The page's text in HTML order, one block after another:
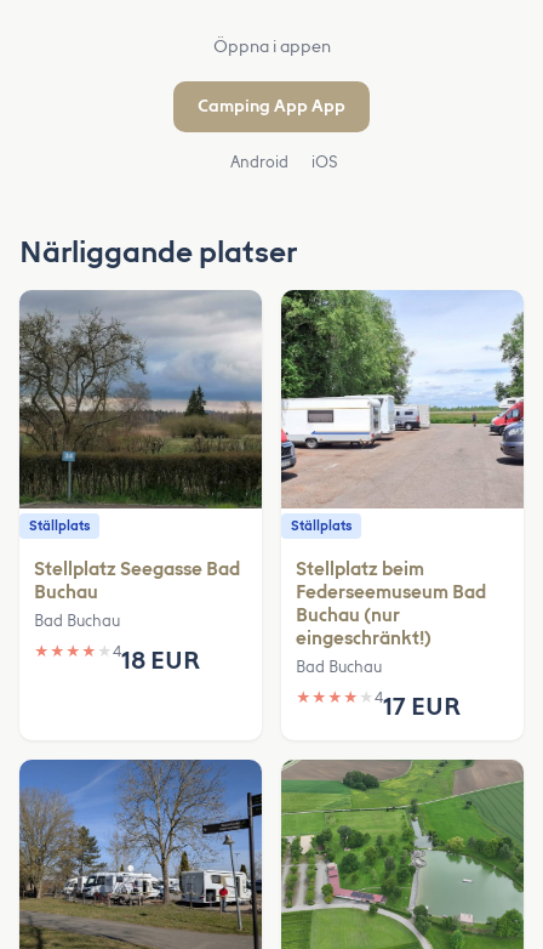
Öppna i appen
Camping App App
Android iOS
Närliggande platser
Ställplats
Stellplatz Seegasse Bad
Buchau
Bad Buchau
★ ★ ★ ★ ★ 418 EUR
Ställplats
Stellplatz beim
Federseemuseum Bad
Buchau (nur
eingeschränkt!)
Bad Buchau
★ ★ ★ ★ ★ 417 EUR